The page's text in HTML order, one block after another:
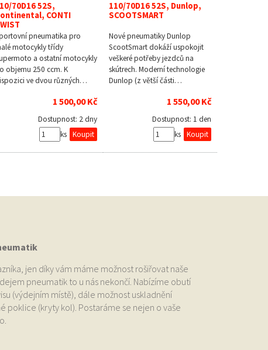
70D16 52S,
CONTI
pneumatika pro
motocykly třídy
a ostatní motocykly
objemu 250 ccm. K
ve dvou různých…
1 500,00 Kč
Dostupnost: 2 dny
ks
110/70D16 52S, Dunlop,
SCOOTSMART
Nové pneumatiky Dunlop
ScootSmart dokáží uspokojit
veškeré potřeby jezdců na
skútrech. Moderní technologie
Dunlop (z větší části…
1 550,00 Kč
Dostupnost: 1 den
ks
jen díky vám máme možnost rošiřovat naše
pneumatik to u nás nekončí. Nabízíme obutí
(výdejním místě), dále možnost uskladnění
poklice (kryty kol). Postaráme se nejen o vaše